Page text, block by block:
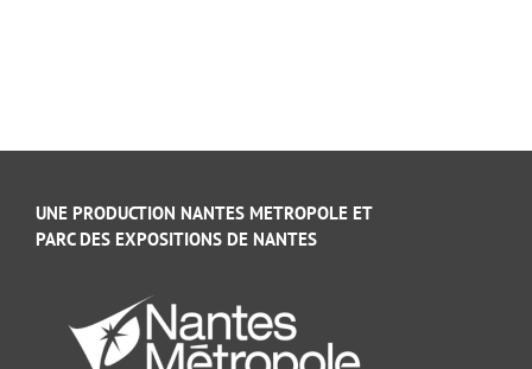
UNE PRODUCTION NANTES METROPOLE ET
PARC DES EXPOSITIONS DE NANTES